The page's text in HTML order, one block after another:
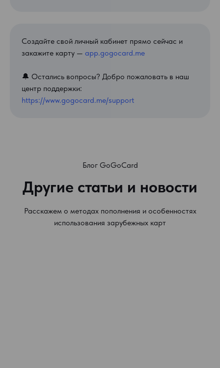
Создайте свой личный кабинет прямо сейчас и
закажите карту — app.gogocard.me
🔔 Остались вопросы? Добро пожаловать в наш
центр поддержки:
https://www.gogocard.me/support
Блог GoGoCard
Другие статьи и новости
Расскажем о методах пополнения и особенностях
использования зарубежных карт